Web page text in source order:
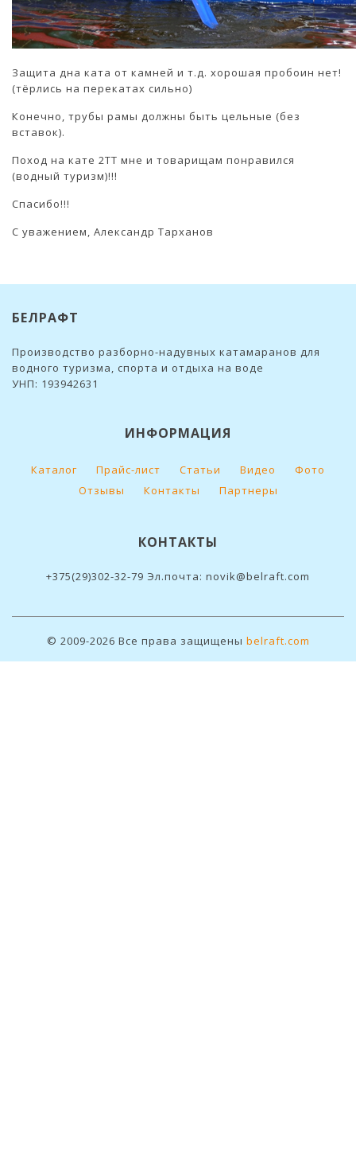
Защита дна ката от камней и т.д. хорошая пробоин нет!
(тёрлись на перекатах сильно)
Конечно, трубы рамы должны быть цельные (без
вставок).
Поход на кате 2ТТ мне и товарищам понравился
(водный туризм)!!!
Спасибо!!!
С уважением, Александр Тарханов
БЕЛРАФТ
Производство разборно-надувных катамаранов для
водного туризма, спорта и отдыха на воде
УНП: 193942631
ИНФОРМАЦИЯ
Каталог Прайс-лист Статьи Видео
Фото
Отзывы
Контакты Партнеры
КОНТАКТЫ
+375(29)302-32-79 Эл.почта: novik@belraft.com
© 2009-2026 Все права защищены belraft.com